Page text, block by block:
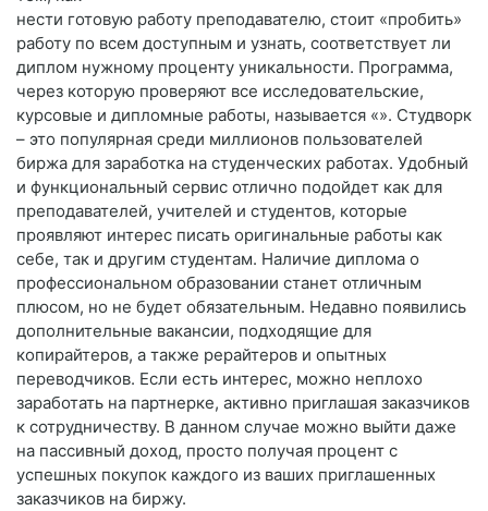
нести готовую работу преподавателю, стоит «пробить»
работу по всем доступным и узнать, соответствует ли
диплом нужному проценту уникальности. Программа,
через которую проверяют все исследовательские,
курсовые и дипломные работы, называется «». Студворк
– это популярная среди миллионов пользователей
биржа для заработка на студенческих работах. Удобный
и функциональный сервис отлично подойдет как для
преподавателей, учителей и студентов, которые
проявляют интерес писать оригинальные работы как
себе, так и другим студентам. Наличие диплома о
профессиональном образовании станет отличным
плюсом, но не будет обязательным. Недавно появились
дополнительные вакансии, подходящие для
копирайтеров, а также рерайтеров и опытных
переводчиков. Если есть интерес, можно неплохо
заработать на партнерке, активно приглашая заказчиков
к сотрудничеству. В данном случае можно выйти даже
на пассивный доход, просто получая процент с
успешных покупок каждого из ваших приглашенных
заказчиков на биржу.